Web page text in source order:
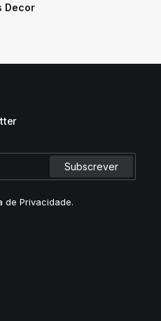
Decor
de Privacidade.